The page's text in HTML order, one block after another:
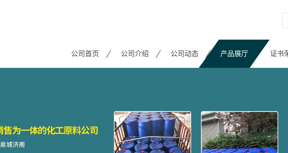
公司首页 公司介绍 公司动态 产品展厅 证书